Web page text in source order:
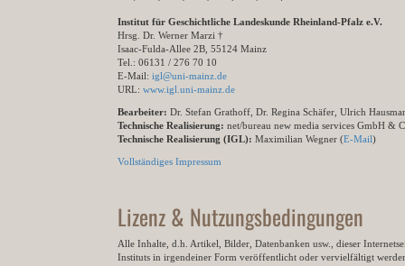
Institut für Geschichtliche Landeskunde Rheinland-Pfalz e.V.
Hrsg. Dr. Werner Marzi †
Isaac-Fulda-Allee 2B, 55124 Mainz
Tel.: 06131 / 276 70 10
E-Mail: igl@uni-mainz.de
URL: www.igl.uni-mainz.de
Bearbeiter: Dr. Stefan Grathoff, Dr. Regina Schäfer, Ulrich
Technische Realisierung: net/bureau new media services GmbH &
Technische Realisierung (IGL): Maximilian Wegner (E-Mail)
Vollständiges Impressum
Lizenz & Nutzungsbedingungen
Alle Inhalte, d.h. Artikel, Bilder, Datenbanken usw., dieser
Instituts in irgendeiner Form veröffentlicht oder vervielfältigt